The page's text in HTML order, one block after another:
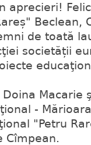
aprecieri!
Beclean,
de toată
societății
Macarie
-
"Petru
Cîmpean.